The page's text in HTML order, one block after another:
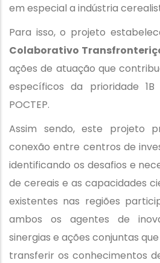
em especial a indústria
Para isso, o projeto
Colaborativo
ações de atuação que
específicos da prioridade
POCTEP.
Assim sendo, este projeto
conexão entre centros de
identificando os desafios e
de cereais e as capacidades
existentes nas regiões
ambos os agentes de
sinergias e ações conjuntas
transferir os conhecimentos